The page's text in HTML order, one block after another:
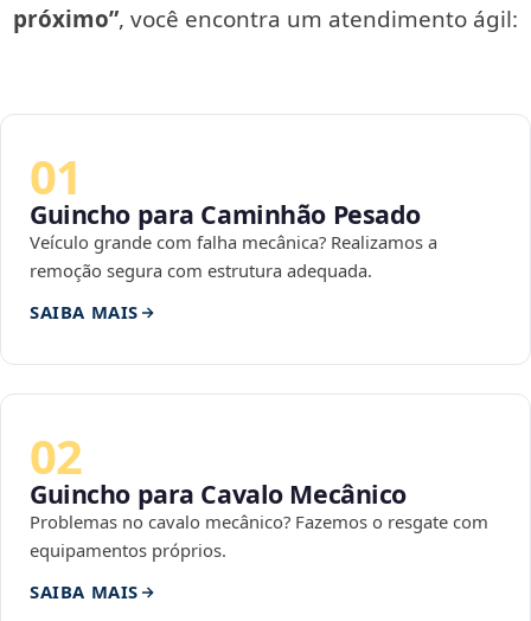
próximo”, você encontra um atendimento ágil:
01
Guincho para Caminhão Pesado
Veículo grande com falha mecânica? Realizamos a
remoção segura com estrutura adequada.
SAIBA MAIS
02
Guincho para Cavalo Mecânico
Problemas no cavalo mecânico? Fazemos o resgate com
equipamentos próprios.
SAIBA MAIS